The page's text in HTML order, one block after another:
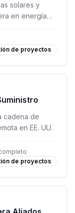
solares y
en energía
de proyectos
cadena de
en EE. UU.
de proyectos